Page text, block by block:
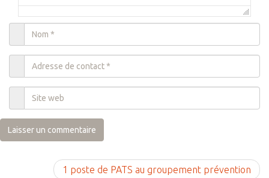
1 poste de PATS au groupement prévention